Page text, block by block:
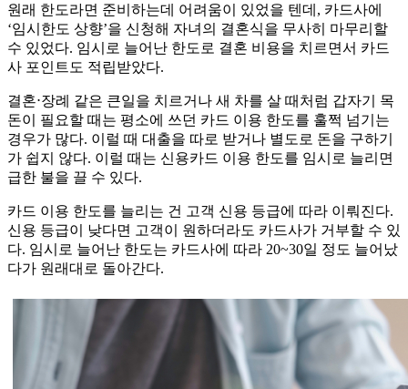
원래 한도라면 준비하는데 어려움이 있었을 텐데, 카드사에
‘임시한도 상향’을 신청해 자녀의 결혼식을 무사히 마무리할
수 있었다. 임시로 늘어난 한도로 결혼 비용을 치르면서 카드
사 포인트도 적립받았다.
결혼⋅장례 같은 큰일을 치르거나 새 차를 살 때처럼 갑자기 목
돈이 필요할 때는 평소에 쓰던 카드 이용 한도를 훌쩍 넘기는
경우가 많다. 이럴 때 대출을 따로 받거나 별도로 돈을 구하기
가 쉽지 않다. 이럴 때는 신용카드 이용 한도를 임시로 늘리면
급한 불을 끌 수 있다.
카드 이용 한도를 늘리는 건 고객 신용 등급에 따라 이뤄진다.
신용 등급이 낮다면 고객이 원하더라도 카드사가 거부할 수 있
다. 임시로 늘어난 한도는 카드사에 따라 20~30일 정도 늘어났
다가 원래대로 돌아간다.